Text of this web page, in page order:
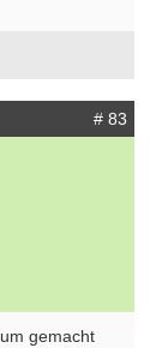
# 83
gemacht